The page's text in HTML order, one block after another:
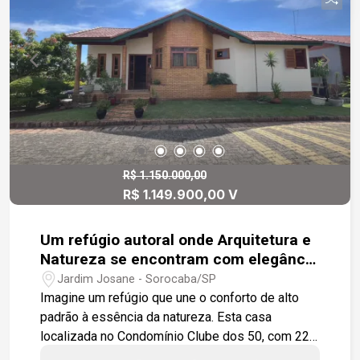
R$ 1.150.000,00
R$ 1.149.900,00 V
Um refúgio autoral onde Arquitetura e
Natureza se encontram com elegância
em um cenário de Resort.
Jardim Josane - Sorocaba/SP
Imagine um refúgio que une o conforto de alto
padrão à essência da natureza. Esta casa
localizada no Condomínio Clube dos 50, com 220